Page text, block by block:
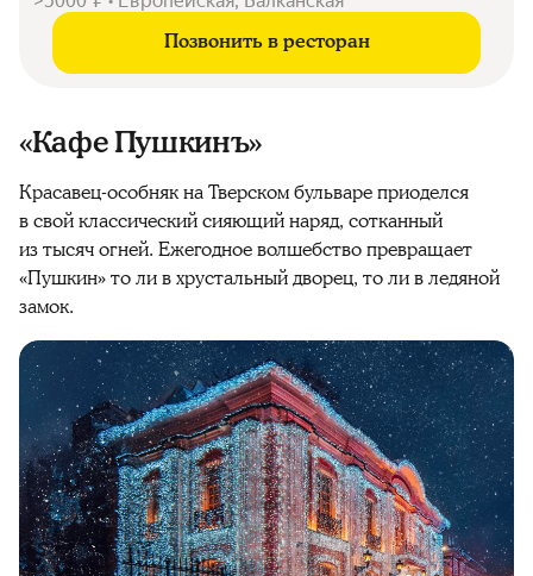
Позвонить в ресторан
«Кафе Пушкинъ»
Красавец-особняк на Тверском бульваре приоделся
в свой классический сияющий наряд, сотканный
из тысяч огней. Ежегодное волшебство превращает
«Пушкин» то ли в хрустальный дворец, то ли в ледяной
замок.